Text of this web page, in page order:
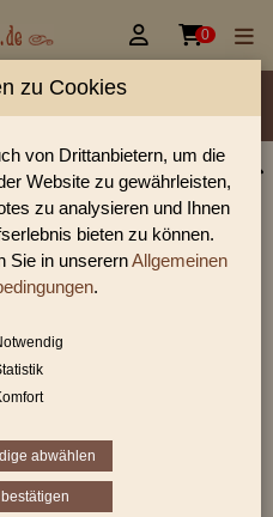
 0
Farbe
Glasperlen facettiert
8,0 mm
sie zahlreich facettierte
8,0 mm und viele weiter
Kategorie:
|8 mm
zu Cookies
von Drittanbietern, um die
Website zu gewährleisten,
zu analysieren und Ihnen
bieten zu können.
Sie in unserernAllgemeinen
.
abwählen